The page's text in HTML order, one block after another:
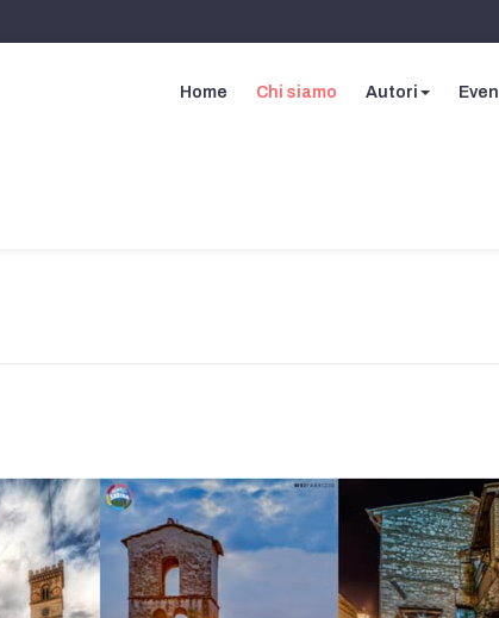
Home Chi siamo Autori